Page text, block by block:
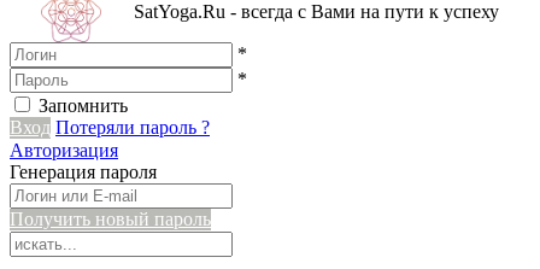
SatYoga.Ru - всегда с Вами на пути к успеху
*
*
Запомнить
Вход Потеряли пароль ?
Авторизация
Генерация пароля
Получить новый пароль